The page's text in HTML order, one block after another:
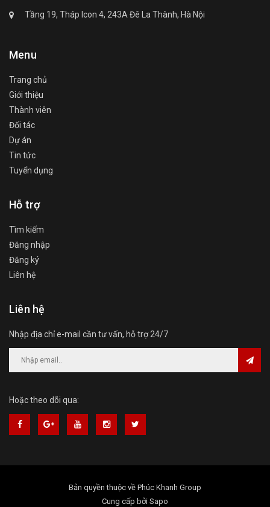
Tầng 19, Tháp Icon 4, 243A Đê La Thành, Hà Nội
Menu
Trang chủ
Giới thiệu
Thành viên
Đối tác
Dự án
Tin tức
Tuyển dụng
Hỗ trợ
Tìm kiếm
Đăng nhập
Đăng ký
Liên hệ
Liên hệ
Nhập địa chỉ e-mail cần tư vấn, hỗ trợ 24/7
Hoặc theo dõi qua:
Bản quyền thuộc về Phúc Khanh Group
Cung cấp bởi Sapo